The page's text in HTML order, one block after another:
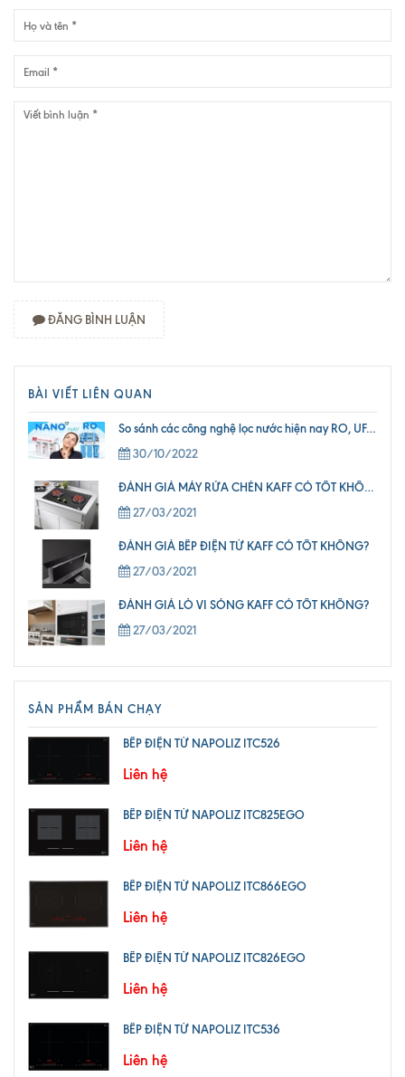
ĐĂNG BÌNH LUẬN
BÀI VIẾT LIÊN QUAN
So sánh các công nghệ lọc nước hiện nay RO, UF, Nano
30/10/2022
ĐÁNH GIÁ MÁY RỬA CHÉN KAFF CÓ TỐT KHÔNG? NÊN CHỌN MODEL MÁY RỬA CHÉN KAFF NÀO?
27/03/2021
ĐÁNH GIÁ BẾP ĐIỆN TỪ KAFF CÓ TỐT KHÔNG?
27/03/2021
ĐÁNH GIÁ LÒ VI SÓNG KAFF CÓ TỐT KHÔNG?
27/03/2021
SẢN PHẨM BÁN CHẠY
BẾP ĐIỆN TỪ NAPOLIZ ITC526
Liên hệ
BẾP ĐIỆN TỪ NAPOLIZ ITC825EGO
Liên hệ
BẾP ĐIỆN TỪ NAPOLIZ ITC866EGO
Liên hệ
BẾP ĐIỆN TỪ NAPOLIZ ITC826EGO
Liên hệ
BẾP ĐIỆN TỪ NAPOLIZ ITC536
Liên hệ